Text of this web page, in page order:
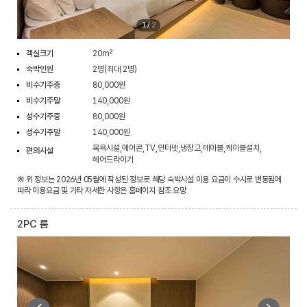
1/ 2
객실크기
20m²
숙박인원
2명(최대 2명)
비수기주중
80,000원
비수기주말
140,000원
성수기주중
80,000원
성수기주말
140,000원
편의시설
목욕시설,에어콘,TV,인터넷,냉장고,테이블,케이블설치,
헤어드라이기
※ 위 정보는 2026년 05월에 작성된 정보로 해당 숙박시설 이용 요금이 수시로 변동됨에
따라 이용요금 및 기타 자세한 사항은 홈페이지 참조 요망
2PC 룸